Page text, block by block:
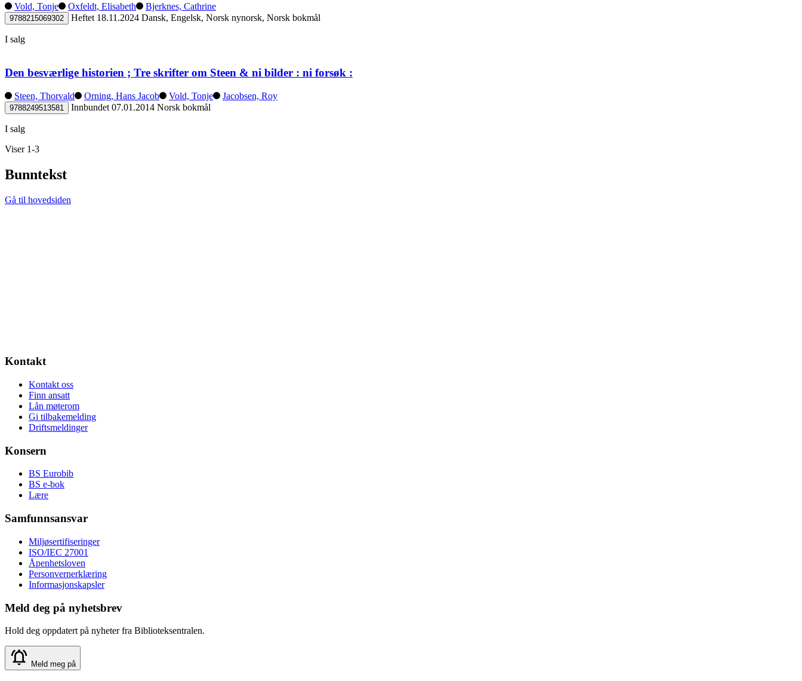
Vold, Tonje Oxfeldt, Elisabeth Bjerknes, Cathrine
9788215069302 Heftet 18.11.2024 Dansk, Engelsk, Norsk nynorsk, Norsk bokmål
I salg
Den besværlige historien ; Tre skrifter om Steen & ni bilder : ni forsøk :
Steen, Thorvald Orning, Hans Jacob Vold, Tonje Jacobsen, Roy
9788249513581 Innbundet 07.01.2014 Norsk bokmål
I salg
Viser 1-3
Bunntekst
Gå til hovedsiden
Kontakt
Kontakt oss
Finn ansatt
Lån møterom
Gi tilbakemelding
Driftsmeldinger
Konsern
BS Eurobib
BS e-bok
Lære
Samfunnsansvar
Miljøsertifiseringer
ISO/IEC 27001
Åpenhetsloven
Personvernerklæring
Informasjonskapsler
Meld deg på nyhetsbrev
Hold deg oppdatert på nyheter fra Biblioteksentralen.
Meld meg på